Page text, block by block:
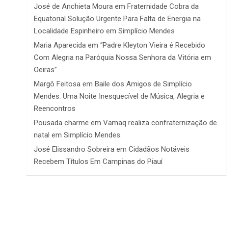
José de Anchieta Moura emFraternidade Cobra da
Equatorial Solução Urgente Para Falta de Energia na
Localidade Espinheiro em Simplício Mendes
Maria Aparecida em“Padre Kleyton Vieira é Recebido
Com Alegria na Paróquia Nossa Senhora da Vitória em
Oeiras”
Margô Feitosa emBaile dos Amigos de Simplício
Mendes: Uma Noite Inesquecível de Música, Alegria e
Reencontros
Pousada charme emVamaq realiza confraternização de
natal em Simplício Mendes.
José Elissandro Sobreira emCidadãos Notáveis
Recebem Títulos Em Campinas do Piauí